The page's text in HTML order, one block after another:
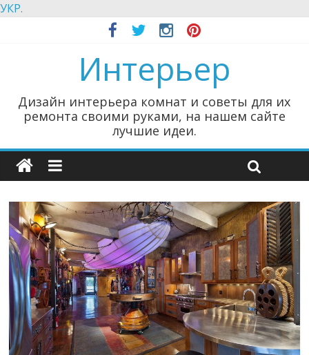
УКР.
Интерьер
Дизайн интерьера комнат и советы для их
ремонта своими руками, на нашем сайте
лучшие идеи.